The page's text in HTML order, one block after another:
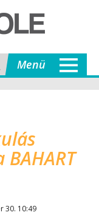
Menü
30. 10:49